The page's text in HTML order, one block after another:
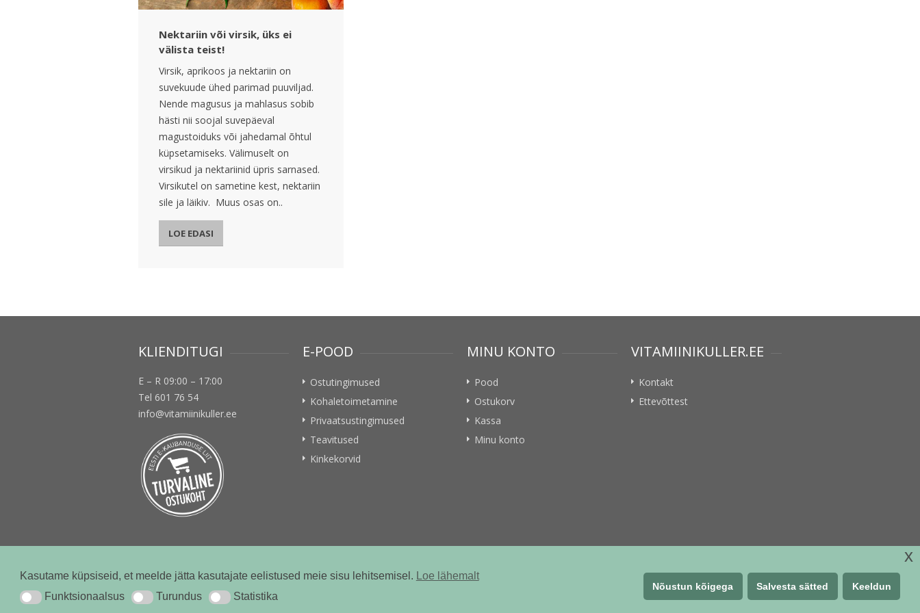
Kasutame küpsiseid, et meelde jätta kasutajate eelistused meie sisu lehitsemisel. Loe lähemalt
Funktsionaalsus
Funktsionaalsus Turundus
Turundus StatistikaStatistika
Nõustun kõigega Salvesta sätted Keeldun
x
Nektariin või virsik, üks ei
välista teist!
Virsik, aprikoos ja nektariin on
suvekuude ühed parimad puuviljad.
Nende magusus ja mahlasus sobib
hästi nii soojal suvepäeval
magustoiduks või jahedamal õhtul
küpsetamiseks. Välimuselt on
virsikud ja nektariinid üpris sarnased.
Virsikutel on sametine kest, nektariin
sile ja läikiv. Muus osas on..
LOE EDASI
KLIENDITUGI
E – R 09:00 – 17:00
Tel 601 76 54
info@vitamiinikuller.ee
E-POOD
Ostutingimused
Kohaletoimetamine
Privaatsustingimused
Teavitused
Kinkekorvid
MINU KONTO
Pood
Ostukorv
Kassa
Minu konto
VITAMIINIKULLER.EE
Kontakt
Ettevõttest
© vitamiinikuller.ee 2018